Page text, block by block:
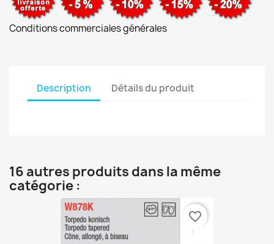
Conditions commerciales générales
Description Détails du produit
16 autres produits dans la même
catégorie :
favorite_border